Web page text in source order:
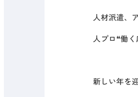
人材派遣、
人プロ❝働
新しい年を